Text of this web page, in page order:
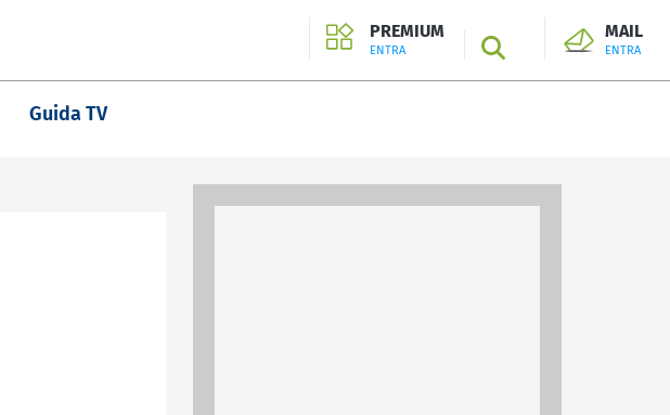
PREMIUM
ENTRA SEARCH
MAIL
ENTRA
Guida TV